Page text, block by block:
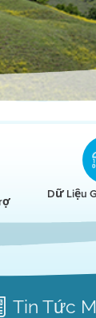
Dữ Liệu
Tin Tức